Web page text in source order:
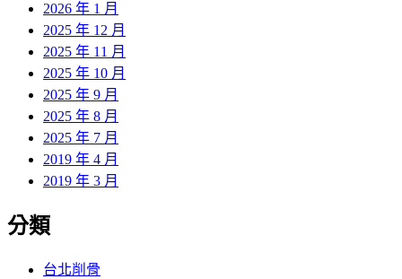
2026 年 1 月
2025 年 12 月
2025 年 11 月
2025 年 10 月
2025 年 9 月
2025 年 8 月
2025 年 7 月
2019 年 4 月
2019 年 3 月
分類
台北削骨